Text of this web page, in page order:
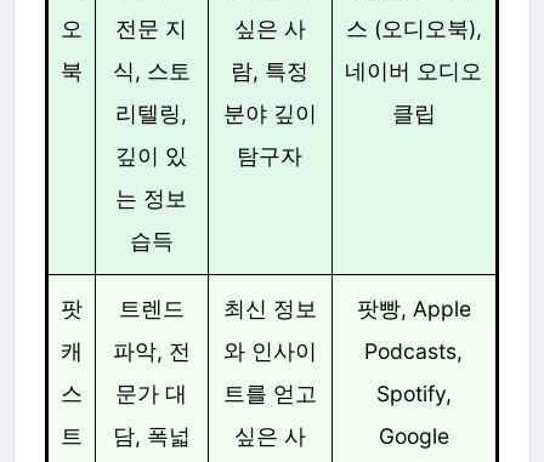
오
북
전문 지
식, 스토
리텔링,
깊이 있
는 정보
습득
싶은 사
람, 특정
분야 깊이
탐구자
스 (오디오북),
네이버 오디오
클립
팟
캐
스
트
트렌드
파악, 전
문가 대
담, 폭넓
최신 정보
와 인사이
트를 얻고
싶은 사
팟빵, Apple
Podcasts,
Spotify,
Google